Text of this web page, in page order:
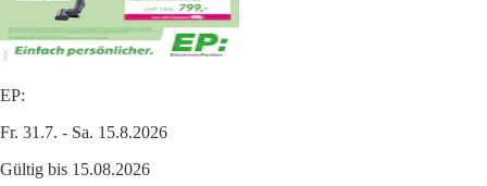
EP:
Fr. 31.7. - Sa. 15.8.2026
Gültig bis 15.08.2026